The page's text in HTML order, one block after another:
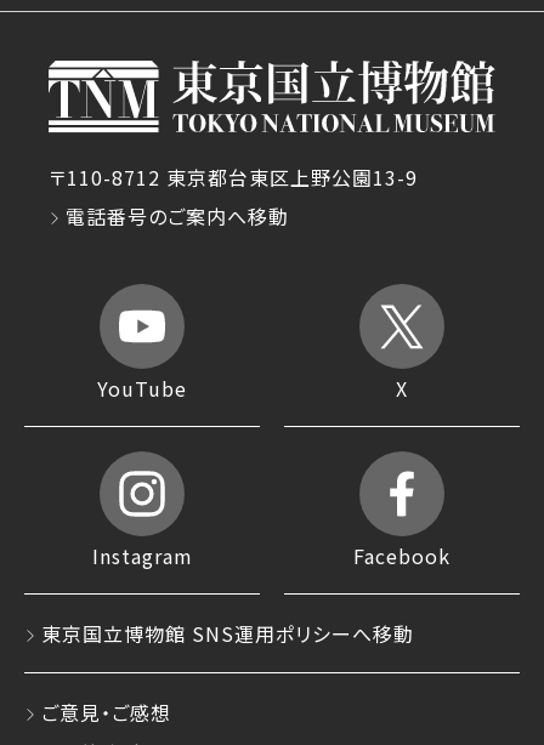
〒110-8712 東京都台東区上野公園13-9
電話番号のご案内へ移動
YouTube X
Instagram Facebook
東京国立博物館 SNS運用ポリシーへ移動
ご意見・ご感想